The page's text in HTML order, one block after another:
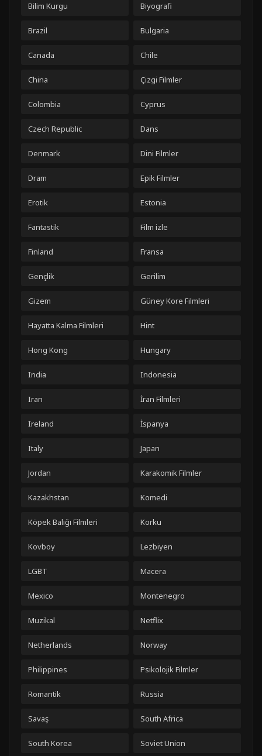
Bilim Kurgu Biyografi
Brazil Bulgaria
Canada Chile
China Çizgi Filmler
Colombia Cyprus
Czech Republic Dans
Denmark Dini Filmler
Dram Epik Filmler
Erotik Estonia
Fantastik Film izle
Finland Fransa
Gençlik Gerilim
Gizem Güney Kore Filmleri
Hayatta Kalma Filmleri Hint
Hong Kong Hungary
India Indonesia
Iran İran Filmleri
Ireland İspanya
Italy Japan
Jordan Karakomik Filmler
Kazakhstan Komedi
Köpek Balığı Filmleri Korku
Kovboy Lezbiyen
LGBT Macera
Mexico Montenegro
Muzikal Netflix
Netherlands Norway
Philippines Psikolojik Filmler
Romantik Russia
Savaş South Africa
South Korea Soviet Union